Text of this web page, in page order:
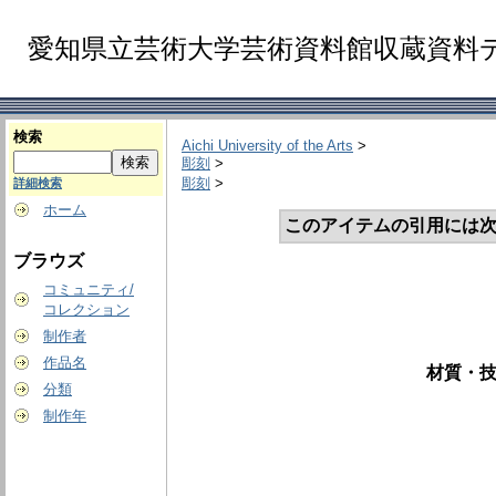
愛知県立芸術大学芸術資料館収蔵資料
検索
詳細検索
ホーム
ブラウズ
コミュニティ/
コレクション
制作者
作品名
分類
制作年
Aichi University of the Arts >
彫刻 >
彫刻 >
このアイテムの引用には
材質・